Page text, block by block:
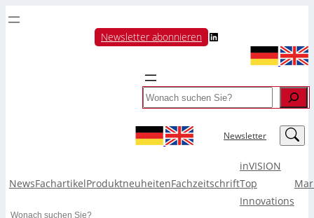
Newsletter abonnieren LinkedIn
Search
Newsletter LinkedIn
NewsFachartikelProduktneuheitenFachzeitschrift
inVISION
Top
Innovations